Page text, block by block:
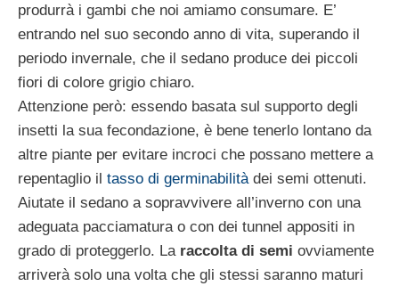
produrrà i gambi che noi amiamo consumare. E’
entrando nel suo secondo anno di vita, superando il
periodo invernale, che il sedano produce dei piccoli
fiori di colore grigio chiaro.
Attenzione però: essendo basata sul supporto degli
insetti la sua fecondazione, è bene tenerlo lontano da
altre piante per evitare incroci che possano mettere a
repentaglio il tasso di germinabilità dei semi ottenuti.
Aiutate il sedano a sopravvivere all’inverno con una
adeguata pacciamatura o con dei tunnel appositi in
grado di proteggerlo. La raccolta di semi ovviamente
arriverà solo una volta che gli stessi saranno maturi